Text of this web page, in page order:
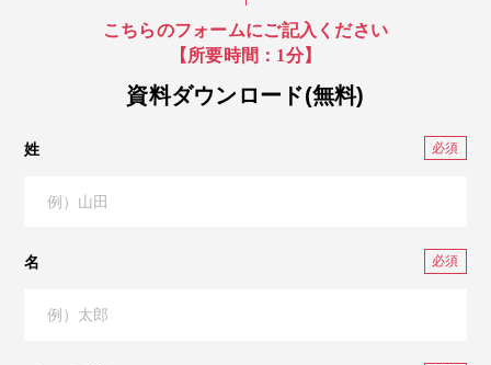
こちらのフォームにご記入ください
【所要時間：1分】
資料ダウンロード(無料)
姓
名